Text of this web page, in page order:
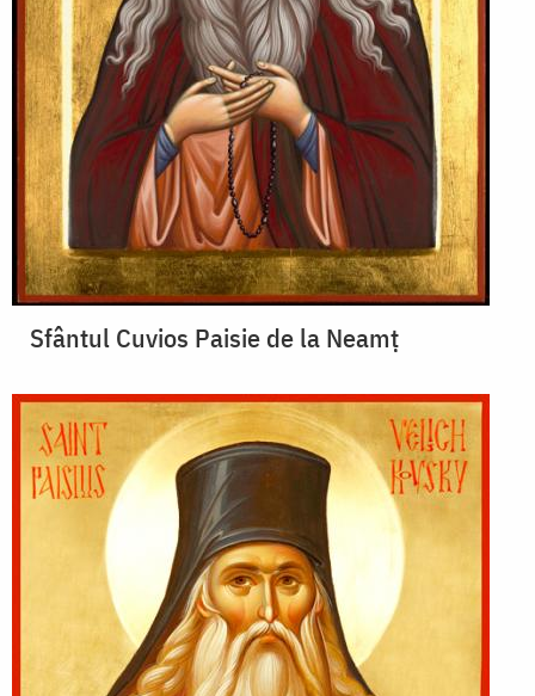
Sfântul Cuvios Paisie de la Neamț